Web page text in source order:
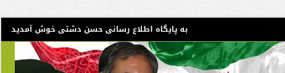
به پایگاه اطلاع رسانی حسن دشتی خوش آمدید